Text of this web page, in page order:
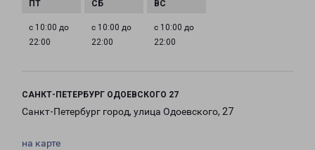
с 10:00 до
22:00
с 10:00 до
22:00
с 10:00 до
22:00
САНКТ-ПЕТЕРБУРГ ОДОЕВСКОГО 27
Санкт-Петербург город, улица Одоевского, 27
на карте